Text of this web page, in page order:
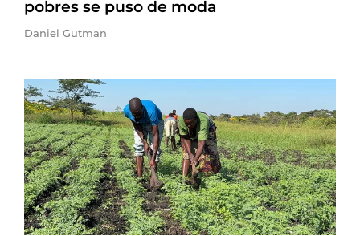
pobres se puso de moda
Daniel Gutman